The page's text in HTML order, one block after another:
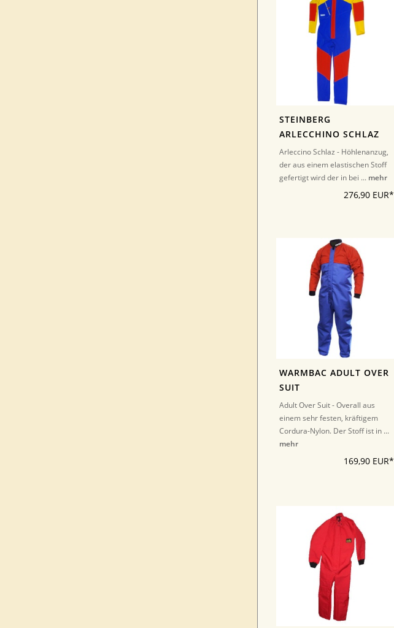
STEINBERG
ARLECCHINO SCHLAZ
Arleccino Schlaz - Höhlenanzug,
der aus einem elastischen Stoff
gefertigt wird der in bei ... mehr
276,90 EUR*
WARMBAC ADULT OVER
SUIT
Adult Over Suit - Overall aus
einem sehr festen, kräftigem
Cordura-Nylon. Der Stoff ist in ...
mehr
169,90 EUR*